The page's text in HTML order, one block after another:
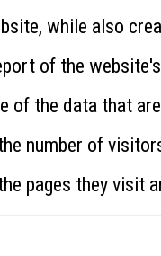
while also
of the
of the data that
number of
pages they visit